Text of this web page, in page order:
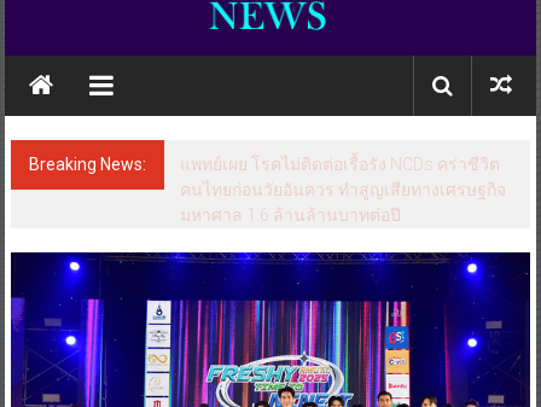
Breaking News:
แพทย์เผย โรคไม่ติดต่อเรื้อรัง NCDs คร่าชีวิต
คนไทยก่อนวัยอันควร ทำสูญเสียทางเศรษฐกิจ
มหาศาล 1.6 ล้านล้านบาทต่อปี